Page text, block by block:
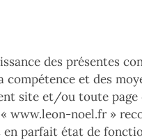
des présentes
compétence et des
site et/ou toute page
www.leon-noel.fr»
parfait état de